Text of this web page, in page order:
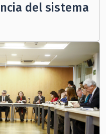
del sistema